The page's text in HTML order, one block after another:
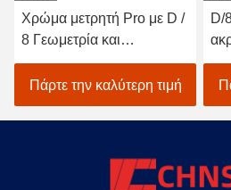
D/8 SCI Colorimeter
ακρίβειας Ε των
οδηγήσεων του δέλτα
αυτόματη βαθμολόγηση
Συσκευή ανάλυσης
χρώματος χρωμάτων
Πάρτε την καλύτερη τιμή